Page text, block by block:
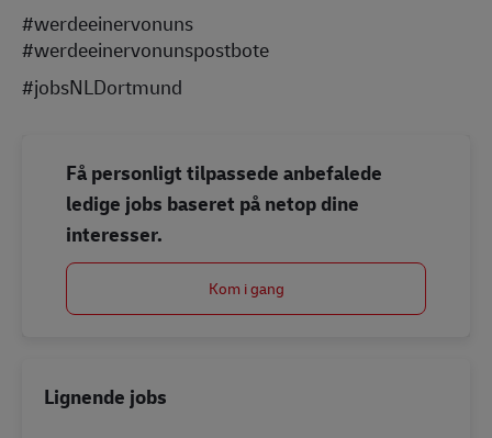
#werdeeinervonuns
#werdeeinervonunspostbote
#jobsNLDortmund
Få personligt tilpassede anbefalede
ledige jobs baseret på netop dine
interesser.
Kom i gang
Lignende jobs